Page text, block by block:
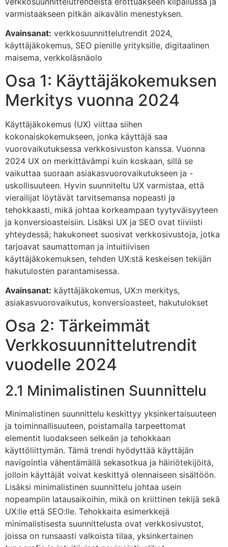
varmistaakseen pitkän aikavälin menestyksen.
Avainsanat: verkkosuunnittelutrendit 2024,
käyttäjäkokemus, SEO pienille yrityksille, digitaalinen
maisema, verkkoläsnäolo
Osa 1: Käyttäjäkokemuksen
Merkitys vuonna 2024
Käyttäjäkokemus (UX) viittaa siihen
kokonaiskokemukseen, jonka käyttäjä saa
vuorovaikutuksessa verkkosivuston kanssa. Vuonna
2024 UX on merkittävämpi kuin koskaan, sillä se
vaikuttaa suoraan asiakasvuorovaikutukseen ja -
uskollisuuteen. Hyvin suunniteltu UX varmistaa, että
vierailijat löytävät tarvitsemansa nopeasti ja
tehokkaasti, mikä johtaa korkeampaan tyytyväisyyteen
ja konversioasteisiin. Lisäksi UX ja SEO ovat tiiviisti
yhteydessä; hakukoneet suosivat verkkosivustoja, jotka
tarjoavat saumattoman ja intuitiivisen
käyttäjäkokemuksen, tehden UX:stä keskeisen tekijän
hakutulosten parantamisessa.
Avainsanat: käyttäjäkokemus, UX:n merkitys,
asiakasvuorovaikutus, konversioasteet, hakutulokset
Osa 2: Tärkeimmät
Verkkosuunnittelutrendit
vuodelle 2024
2.1 Minimalistinen Suunnittelu
Minimalistinen suunnittelu keskittyy yksinkertaisuuteen
ja toiminnallisuuteen, poistamalla tarpeettomat
elementit luodakseen selkeän ja tehokkaan
käyttöliittymän. Tämä trendi hyödyttää käyttäjän
navigointia vähentämällä sekasotkua ja häiriötekijöitä,
jolloin käyttäjät voivat keskittyä olennaiseen sisältöön.
Lisäksi minimalistinen suunnittelu johtaa usein
nopeampiin latausaikoihin, mikä on kriittinen tekijä sekä
UX:lle että SEO:lle. Tehokkaita esimerkkejä
minimalistisesta suunnittelusta ovat verkkosivustot,
joissa on runsaasti valkoista tilaa, yksinkertainen